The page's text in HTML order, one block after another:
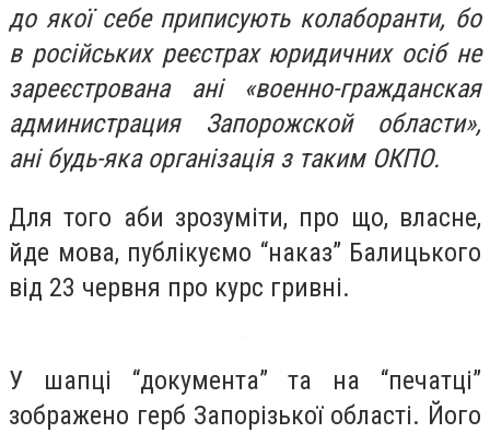
до якої себе приписують колаборанти, бо
в російських реєстрах юридичних осіб не
зареєстрована ані «военно-гражданская
администрация Запорожской области»,
ані будь-яка організація з таким ОКПО.
Для того аби зрозуміти, про що, власне,
йде мова, публікуємо “наказ” Балицького
від 23 червня про курс гривні.
У шапці “документа” та на “печатці”
зображено герб Запорізької області. Його